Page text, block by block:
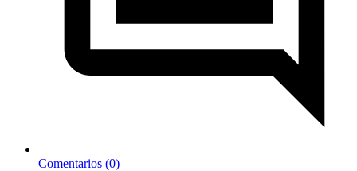
Comentarios (0)